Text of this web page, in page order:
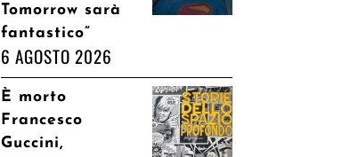
Tomorrow sarà
fantastico”
6 AGOSTO 2026
È morto
Francesco
Guccini,